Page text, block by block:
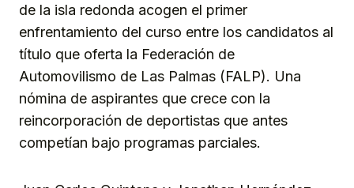
de la isla redonda acogen el primer
enfrentamiento del curso entre los candidatos al
título que oferta la Federación de
Automovilismo de Las Palmas (FALP). Una
nómina de aspirantes que crece con la
reincorporación de deportistas que antes
competían bajo programas parciales.